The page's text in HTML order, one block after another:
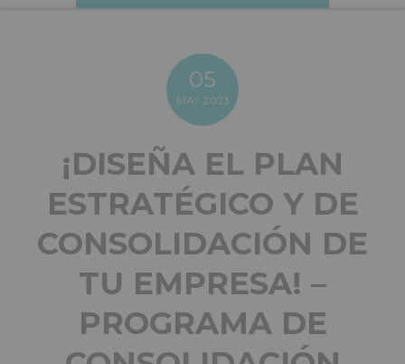
05
MAY 2023
¡DISEÑA EL PLAN
ESTRATÉGICO Y DE
CONSOLIDACIÓN DE
TU EMPRESA! –
PROGRAMA DE